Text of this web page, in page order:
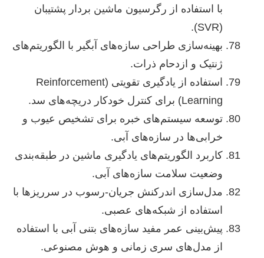
با استفاده از رگرسیون ماشین بردار پشتیبان
(SVR).
بهینه‌سازی طراحی سازه‌های آبگیر با الگوریتم‌های
ژنتیک و ازدحام ذرات.
استفاده از یادگیری تقویتی (Reinforcement
Learning) برای کنترل خودکار دریچه‌های سد.
توسعه سیستم‌های خبره برای تشخیص عیوب و
خرابی‌ها در سازه‌های آبی.
کاربرد الگوریتم‌های یادگیری ماشین در طبقه‌بندی
وضعیت سلامت سازه‌های آبی.
مدل‌سازی اندرکنش جریان-رسوب در سرریزها با
استفاده از شبکه‌های عصبی.
پیش‌بینی عمر مفید سازه‌های بتنی آبی با استفاده
از مدل‌های سری زمانی و هوش مصنوعی.